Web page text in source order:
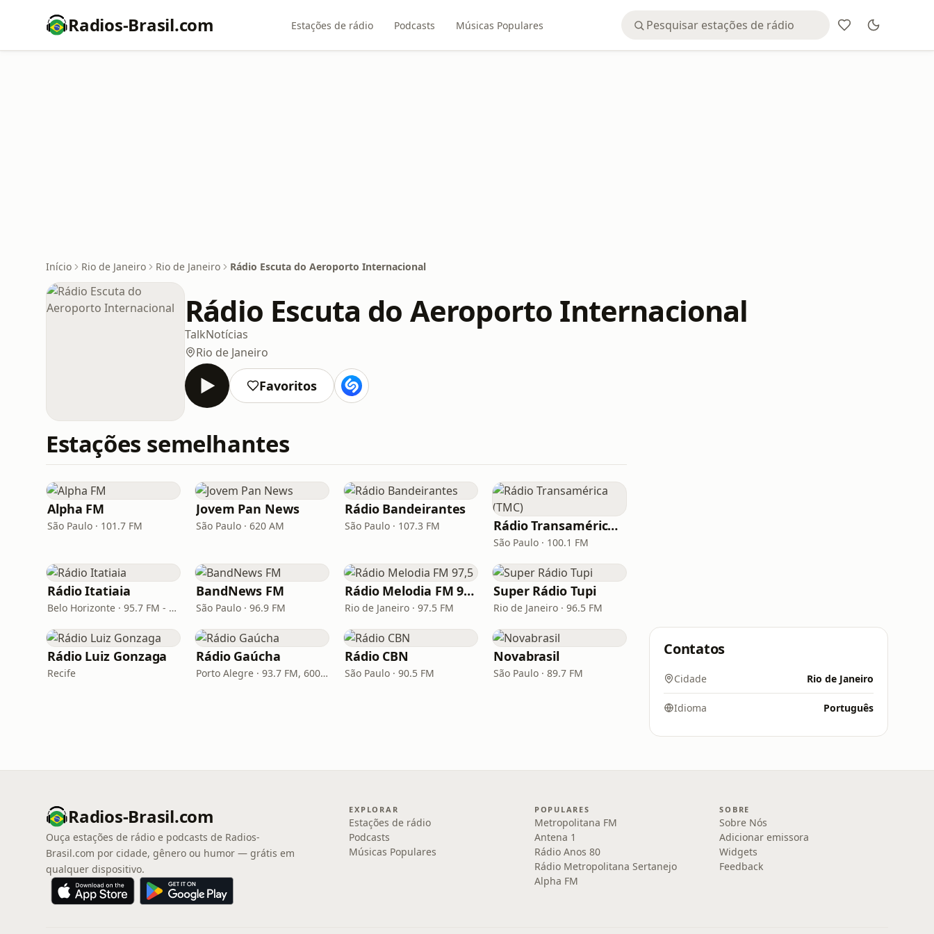
Radios-Brasil.com Estações de rádio Podcasts Músicas Populares
Início Rio de Janeiro Rio de Janeiro Rádio Escuta do Aeroporto Internacional
Rádio Escuta do Aeroporto Internacional
TalkNotícias
Rio de Janeiro
Favoritos
Estações semelhantes
Alpha FM
São Paulo · 101.7 FM
Jovem Pan News
São Paulo · 620 AM
Rádio Bandeirantes
São Paulo · 107.3 FM Rádio Transamérica (TMC)
São Paulo · 100.1 FM
Rádio Itatiaia
Belo Horizonte · 95.7 FM - 610 AM
BandNews FM
São Paulo · 96.9 FM
Rádio Melodia FM 97,5
Rio de Janeiro · 97.5 FM
Super Rádio Tupi
Rio de Janeiro · 96.5 FM
Rádio Luiz Gonzaga
Recife
Rádio Gaúcha
Porto Alegre · 93.7 FM, 600 AM
Rádio CBN
São Paulo · 90.5 FM
Novabrasil
São Paulo · 89.7 FM
Contatos
Cidade Rio de Janeiro
Idioma Português
Radios-Brasil.com
Ouça estações de rádio e podcasts de Radios-
Brasil.com por cidade, gênero ou humor — grátis em
qualquer dispositivo.
EXPLORAR
Estações de rádio
Podcasts
Músicas Populares
POPULARES
Metropolitana FM
Antena 1
Rádio Anos 80
Rádio Metropolitana Sertanejo
Alpha FM
SOBRE
Sobre Nós
Adicionar emissora
Widgets
Feedback